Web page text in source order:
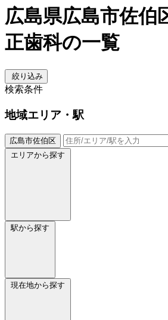
広島県広島市佐伯
正歯科の一覧
絞り込み
検索条件
地域エリア・駅
広島市佐伯区
エリアから探す
駅から探す
現在地から探す